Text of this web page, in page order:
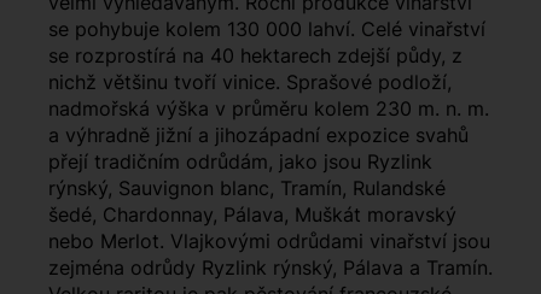
se pohybuje kolem 130 000 lahví. Celé vinařství
se rozprostírá na 40 hektarech zdejší půdy, z
nichž většinu tvoří vinice. Sprašové podloží,
nadmořská výška v průměru kolem 230 m. n. m.
a výhradně jižní a jihozápadní expozice svahů
přejí tradičním odrůdám, jako jsou Ryzlink
rýnský, Sauvignon blanc, Tramín, Rulandské
šedé, Chardonnay, Pálava, Muškát moravský
nebo Merlot. Vlajkovými odrůdami vinařství jsou
zejména odrůdy Ryzlink rýnský, Pálava a Tramín.